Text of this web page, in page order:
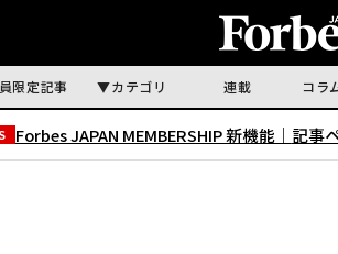
限定記事 カテゴリ 連載 コラ
Forbes JAPAN MEMBERSHIP 新機能｜ 記事